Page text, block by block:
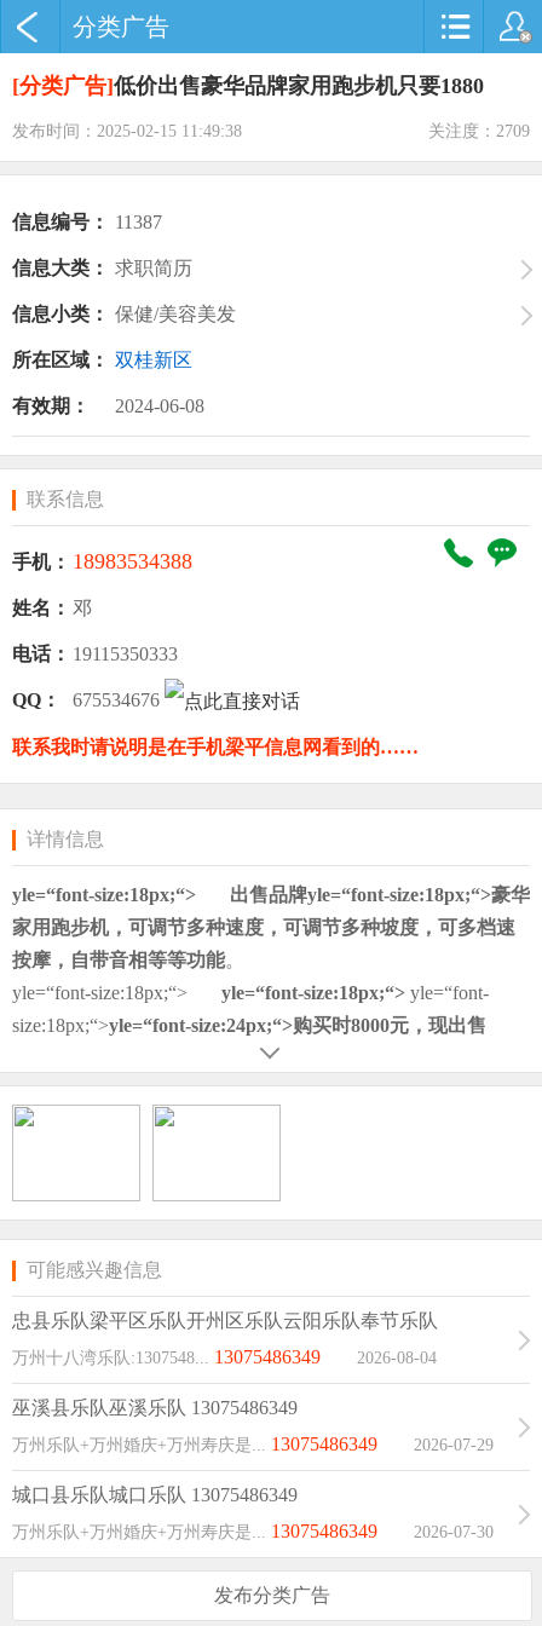
分类广告
[分类广告]低价出售豪华品牌家用跑步机只要1880
发布时间：2025-02-15 11:49:38 关注度：2709
信息编号： 11387
信息大类： 求职简历
信息小类： 保健/美容美发
所在区域： 双桂新区
有效期： 2024-06-08
联系信息
手机： 18983534388
姓名： 邓
电话： 19115350333
QQ： 675534676
联系我时请说明是在手机梁平信息网看到的……
详情信息
yle=“font-size:18px;“> 出售品牌yle=“font-size:18px;“>豪华
家用跑步机，可调节多种速度，可调节多种坡度，可多档速
按摩，自带音相等等功能。
yle=“font-size:18px;“>
yle=“font-size:18px;“> yle=“font-
size:18px;“>yle=“font-size:24px;“>购买时8000元，现出售
yle=“font-size:18px;“>
size:24px;“>价yle=“background-
color:#64451D;“>yle=“background-color:#E53333;“>
可能感兴趣信息
忠县乐队梁平区乐队开州区乐队云阳乐队奉节乐队
万州十八湾乐队:1307548... 13075486349
2026-08-04
08:00:03
巫溪县乐队巫溪乐队 13075486349
万州乐队+万州婚庆+万州寿庆是... 13075486349
2026-07-29
11:10:21
城口县乐队城口乐队 13075486349
万州乐队+万州婚庆+万州寿庆是... 13075486349
2026-07-30
07:56:33
发布分类广告